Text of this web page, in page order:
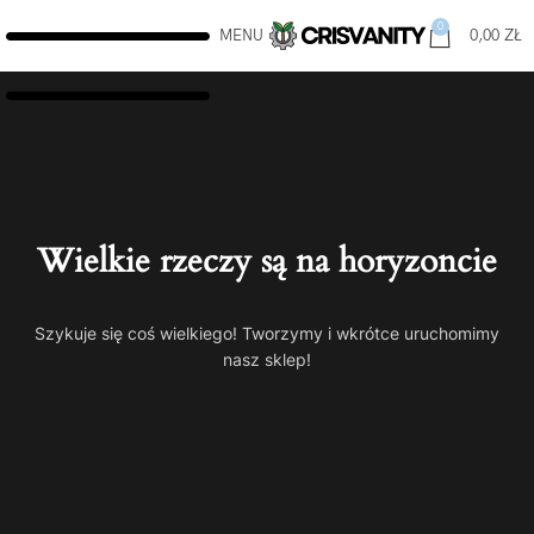
MENU 0 0,00 ZŁ
Wielkie rzeczy są na horyzoncie
Szykuje się coś wielkiego! Tworzymy i wkrótce uruchomimy
nasz sklep!